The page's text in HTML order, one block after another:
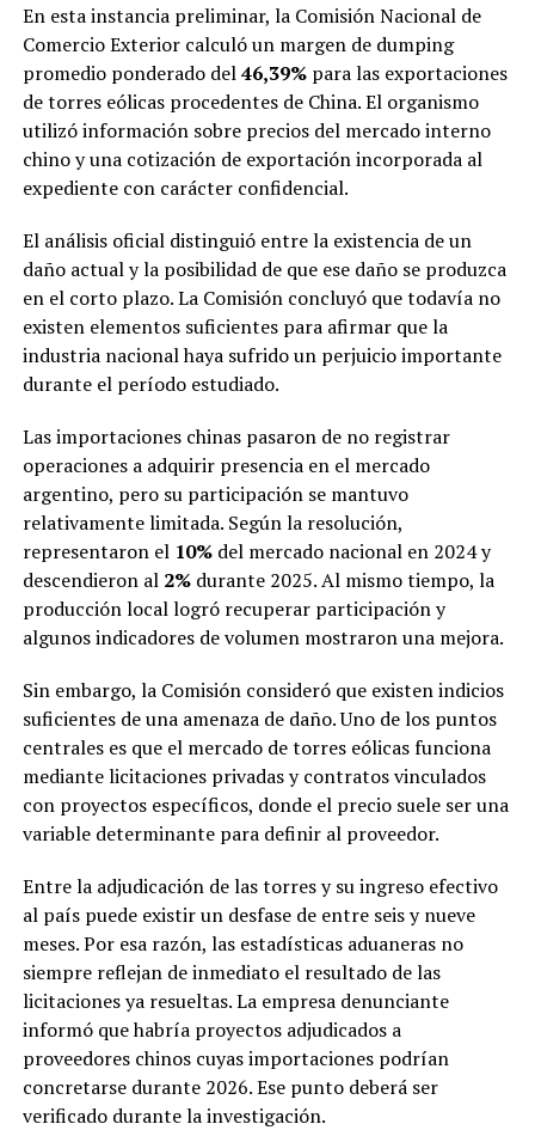
En esta instancia preliminar, la Comisión Nacional de
Comercio Exterior calculó un margen de dumping
promedio ponderado del46,39%para las exportaciones
de torres eólicas procedentes de China. El organismo
utilizó información sobre precios del mercado interno
chino y una cotización de exportación incorporada al
expediente con carácter confidencial.
El análisis oficial distinguió entre la existencia de un
daño actual y la posibilidad de que ese daño se produzca
en el corto plazo. La Comisión concluyó que todavía no
existen elementos suficientes para afirmar que la
industria nacional haya sufrido un perjuicio importante
durante el período estudiado.
Las importaciones chinas pasaron de no registrar
operaciones a adquirir presencia en el mercado
argentino, pero su participación se mantuvo
relativamente limitada. Según la resolución,
representaron el 10%del mercado nacional en 2024 y
descendieron al 2%durante 2025. Al mismo tiempo, la
producción local logró recuperar participación y
algunos indicadores de volumen mostraron una mejora.
Sin embargo, la Comisión consideró que existen indicios
suficientes de una amenaza de daño. Uno de los puntos
centrales es que el mercado de torres eólicas funciona
mediante licitaciones privadas y contratos vinculados
con proyectos específicos, donde el precio suele ser una
variable determinante para definir al proveedor.
Entre la adjudicación de las torres y su ingreso efectivo
al país puede existir un desfase de entre seis y nueve
meses. Por esa razón, las estadísticas aduaneras no
siempre reflejan de inmediato el resultado de las
licitaciones ya resueltas. La empresa denunciante
informó que habría proyectos adjudicados a
proveedores chinos cuyas importaciones podrían
concretarse durante 2026. Ese punto deberá ser
verificado durante la investigación.